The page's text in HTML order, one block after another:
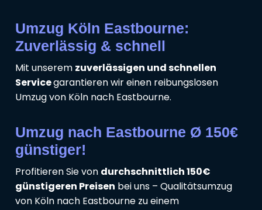
Umzug Köln Eastbourne:
Zuverlässig & schnell
Mit unserem zuverlässigen und schnellen
Servicegarantieren wir einen reibungslosen
Umzug von Köln nach Eastbourne.
Umzug nach Eastbourne Ø 150€
günstiger!
Profitieren Sie von durchschnittlich 150€
günstigeren Preisen bei uns – Qualitätsumzug
von Köln nach Eastbourne zu einem